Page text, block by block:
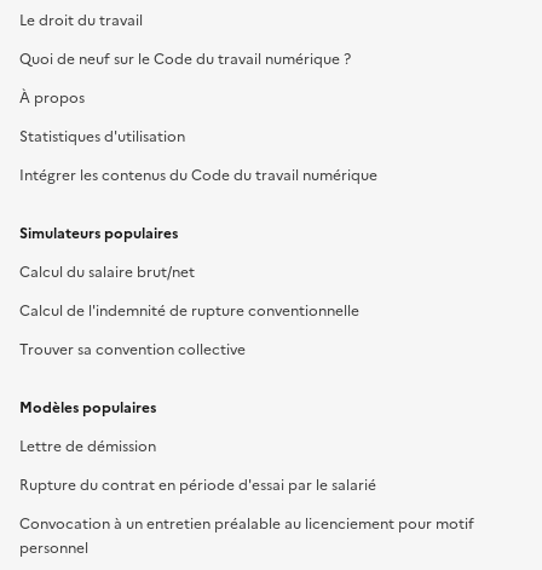
Le droit du travail
Quoi de neuf sur le Code du travail numérique ?
À propos
Statistiques d'utilisation
Intégrer les contenus du Code du travail numérique
Simulateurs populaires
Calcul du salaire brut/net
Calcul de l'indemnité de rupture conventionnelle
Trouver sa convention collective
Modèles populaires
Lettre de démission
Rupture du contrat en période d'essai par le salarié
Convocation à un entretien préalable au licenciement pour motif
personnel